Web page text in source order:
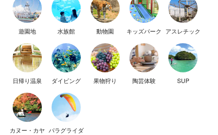
遊園地 水族館 動物園 キッズパーク アスレチック
日帰り温泉 ダイビング 果物狩り 陶芸体験 SUP
カヌー・カヤ パラグライダ